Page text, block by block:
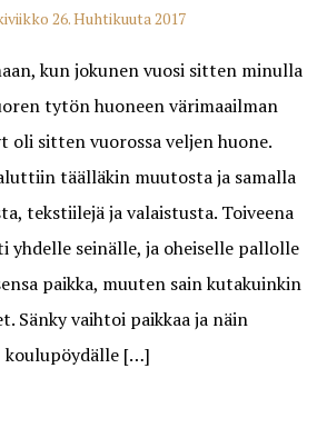
26. Huhtikuuta 2017
kun jokunen vuosi sitten minulla
tytön huoneen värimaailman
oli sitten vuorossa veljen huone.
täälläkin muutosta ja samalla
tekstiilejä ja valaistusta. Toiveena
yhdelle seinälle, ja oheiselle pallolle
paikka, muuten sain kutakuinkin
Sänky vaihtoi paikkaa ja näin
koulupöydälle […]